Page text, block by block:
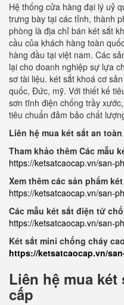
Hệ thống cửa hàng đại lý uỷ
trưng bày tại các tỉnh, thành
phòng là địa chỉ bán két sắt
cầu của khách hàng toàn
hàng đầu tại việt nam. Các
lại cho doanh nghiệp sự lựa
sơ tài liệu. két sắt khoá cơ
quốc, Đức, mỹ. Với thiết kế
sơn tĩnh điện chống trầy
tiêu chuẩn đảm bảo chất
Liên hệ mua két sắt an
Tham khảo thêm Các mẫu
https://ketsatcaocap.vn/san-
Xem thêm các sản phẩm
https://ketsatcaocap.vn/san-
Các mẫu két sắt điện tử
https://ketsatcaocap.vn/san-
Két sắt mini chống cháy
https://ketsatcaocap.vn/
Liên hệ mua
cấp